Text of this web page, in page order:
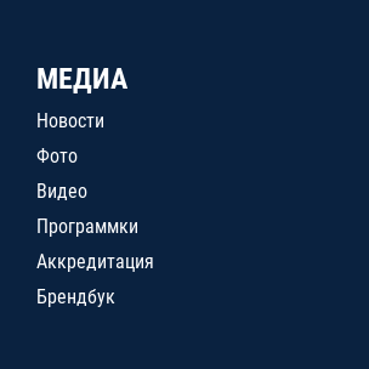
МЕДИА
Новости
Фото
Видео
Программки
Аккредитация
Брендбук